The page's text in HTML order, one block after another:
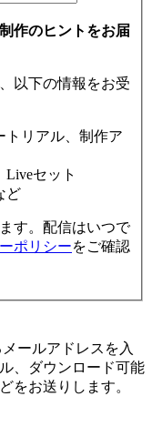
作のヒントをお届
以下の情報をお受
トリアル、制作ア
セット
ど
す。配信はいつで
ポリシーをご確認
ールアドレスを入
、ダウンロード可能
をお送りします。